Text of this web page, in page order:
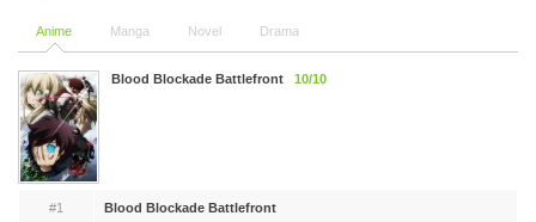
Anime Manga Novel Drama
Blood Blockade Battlefront 10/10
#1 Blood Blockade Battlefront